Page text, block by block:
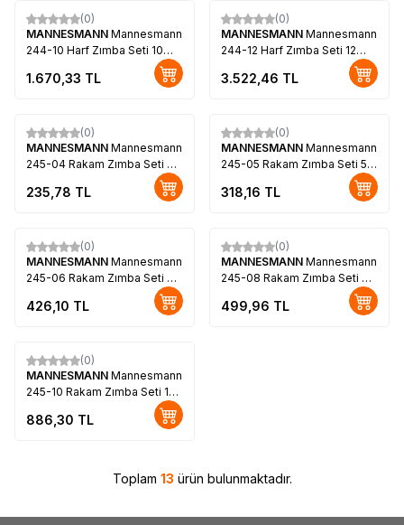
(0)
MANNESMANN Mannesmann
244-10 Harf Zımba Seti 10
1.670,33 TL
(0)
MANNESMANN Mannesmann
244-12 Harf Zımba Seti 12
3.522,46 TL
(0)
MANNESMANN Mannesmann
245-04 Rakam Zımba Seti 4
235,78 TL
(0)
MANNESMANN Mannesmann
245-05 Rakam Zımba Seti 5
318,16 TL
(0)
MANNESMANN Mannesmann
245-06 Rakam Zımba Seti 6
426,10 TL
(0)
MANNESMANN Mannesmann
245-08 Rakam Zımba Seti 8
499,96 TL
(0)
MANNESMANN Mannesmann
245-10 Rakam Zımba Seti 10
886,30 TL
Toplam 13 ürün bulunmaktadır.